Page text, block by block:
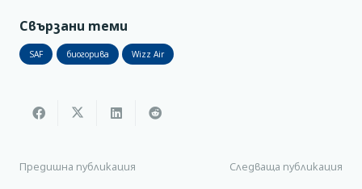
Свързани теми
SAF биогорива Wizz Air
Предишна публикация Следваща публикация